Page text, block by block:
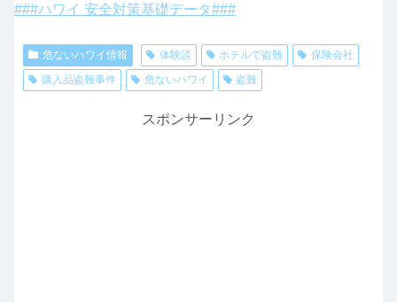
###ハワイ 安全対策基礎データ###
危ないハワイ情報 体験談 ホテルで盗難
保険会社
購入品盗難事件
危ないハワイ 盗難
スポンサーリンク